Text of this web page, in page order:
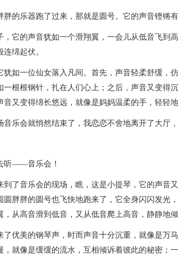
胖的乐器跑了过来，那就是圆号。它的声音铿锵
，它的声音犹如一个滑翔翼，一会儿从低音飞到
绵起伏。
犹如一位仙女落入凡间。首先，声音轻柔舒缓，
一根根钢针，扎在人们心上；之后，声音又变得
音又变得绵长悠远，就像是妈妈温柔的手，轻
音乐会就悄然结束了，我恋恋不舍地离开了大厅
听——音乐会！
到了音乐会的现场，瞧，这是小提琴，它的声音
圆胖胖的圆号也飞快地跑来了，它全身闪闪发光
，从高音滑到低音，又从低音爬上高音，静静地
了优美的钢琴声，时而声音十分沉重，就像是万
，就像是缓缓的流水，互相倾诉着彼此的秘密；